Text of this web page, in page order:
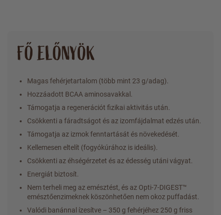
FŐ ELŐNYÖK
Magas fehérjetartalom (több mint 23 g/adag).
Hozzáadott BCAA aminosavakkal.
Támogatja a regenerációt fizikai aktivitás után.
Csökkenti a fáradtságot és az izomfájdalmat edzés után.
Támogatja az izmok fenntartását és növekedését.
Kellemesen eltelít (fogyókúrához is ideális).
Csökkenti az éhségérzetet és az édesség utáni vágyat.
Energiát biztosít.
Nem terheli meg az emésztést, és az Opti-7-DIGEST™
emésztőenzimeknek köszönhetően nem okoz puffadást.
Valódi banánnal ízesítve – 350 g fehérjéhez 250 g friss